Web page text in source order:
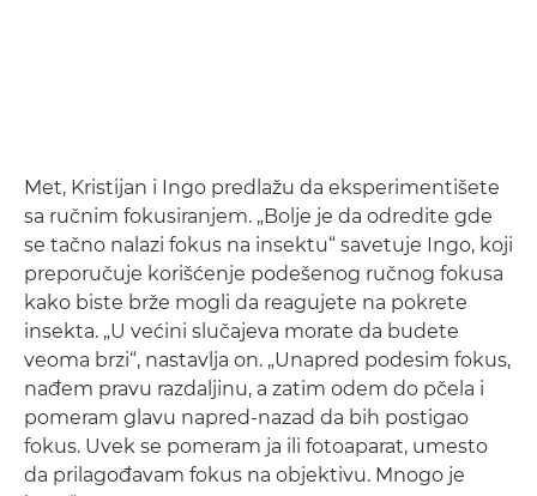
Met, Kristijan i Ingo predlažu da eksperimentišete
sa ručnim fokusiranjem. „Bolje je da odredite gde
se tačno nalazi fokus na insektu“ savetuje Ingo, koji
preporučuje korišćenje podešenog ručnog fokusa
kako biste brže mogli da reagujete na pokrete
insekta. „U većini slučajeva morate da budete
veoma brzi“, nastavlja on. „Unapred podesim fokus,
nađem pravu razdaljinu, a zatim odem do pčela i
pomeram glavu napred-nazad da bih postigao
fokus. Uvek se pomeram ja ili fotoaparat, umesto
da prilagođavam fokus na objektivu. Mnogo je